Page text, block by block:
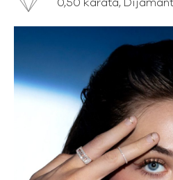
0,50 karata,